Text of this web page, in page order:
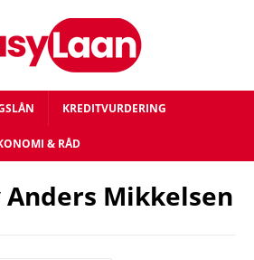
KREDITVURDERING
& RÅD
Anders Mikkelsen